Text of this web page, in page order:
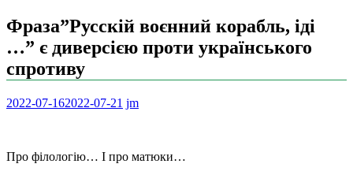
Фраза”Русскій воєнний корабль, іді
…” є диверсією проти українського
спротиву
2022-07-162022-07-21 jm
Про філологію… І про матюки…